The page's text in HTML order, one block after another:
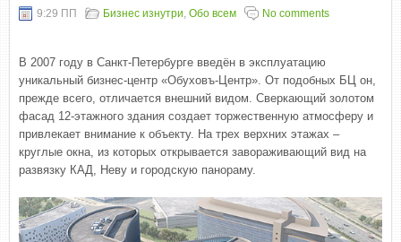
9:29 ПП Бизнес изнутри, Обо всем No comments
В 2007 году в Санкт-Петербурге введён в эксплуатацию
уникальный бизнес-центр «Обуховъ-Центр». От подобных БЦ он,
прежде всего, отличается внешний видом. Сверкающий золотом
фасад 12-этажного здания создает торжественную атмосферу и
привлекает внимание к объекту. На трех верхних этажах –
круглые окна, из которых открывается завораживающий вид на
развязку КАД, Неву и городскую панораму.